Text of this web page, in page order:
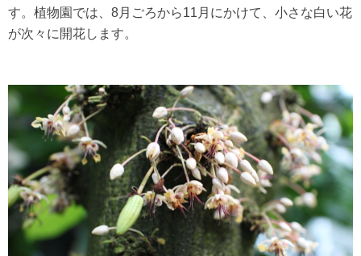
す。植物園では、8月ごろから11月にかけて、小さな白い花
が次々に開花します。